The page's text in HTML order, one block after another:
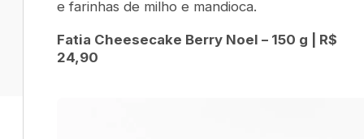
e farinhas de milho e mandioca.
Fatia Cheesecake Berry Noel – 150 g | R$
24,90